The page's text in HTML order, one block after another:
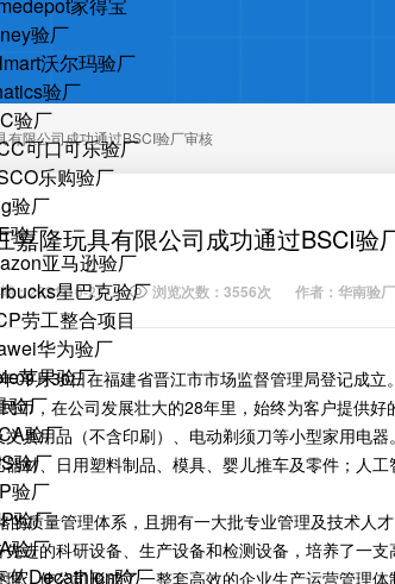
验厂
沃尔玛验厂
验厂
验厂
可口可乐验厂
乐购验厂
验厂
验厂
亚马逊验厂
星巴克验厂
劳工整合项目
华为验厂
苹果验厂
验厂
验厂
验厂
验厂
验厂
验厂
侬Decathlon验厂
有限公司成功通过BSCI验厂审核
嘉隆玩具有限公司成功通过BSCI验
：2021-10-27 浏览次数：3556次 作者：华南验
月30日在福建省晋江市市场监督管理局登记成立
币，在公司发展壮大的28年里，始终为客户提供
具用品（不含印刷）、电动剃须刀等小型家用电
材、日用塑料制品、模具、婴儿推车及零件；人
量管理体系，且拥有一大批专业管理及技术人
进的科研设备、生产设备和检测设备，培养了一
，使公司形成了一整套高效的企业生产运营管理